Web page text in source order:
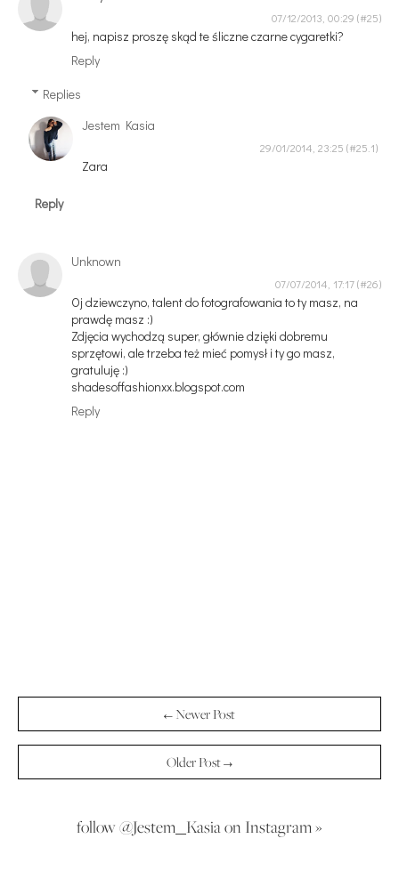
07/12/2013, 00:29
hej, napisz proszę skąd te śliczne czarne cygaretki?
Reply
Replies
Jestem Kasia
29/01/2014, 23:25
Zara
Reply
Unknown
07/07/2014, 17:17
Oj dziewczyno, talent do fotografowania to ty masz, na
prawdę masz :)
Zdjęcia wychodzą super, głównie dzięki dobremu
sprzętowi, ale trzeba też mieć pomysł i ty go masz,
gratuluję :)
shadesoffashionxx.blogspot.com
Reply
← Newer Post
Older Post →
follow @Jestem_Kasia on Instagram »